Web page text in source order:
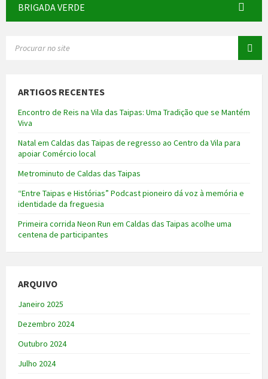
BRIGADA VERDE
ARTIGOS RECENTES
Encontro de Reis na Vila das Taipas: Uma Tradição que se Mantém
Viva
Natal em Caldas das Taipas de regresso ao Centro da Vila para
apoiar Comércio local
Metrominuto de Caldas das Taipas
“Entre Taipas e Histórias” Podcast pioneiro dá voz à memória e
identidade da freguesia
Primeira corrida Neon Run em Caldas das Taipas acolhe uma
centena de participantes
ARQUIVO
Janeiro 2025
Dezembro 2024
Outubro 2024
Julho 2024